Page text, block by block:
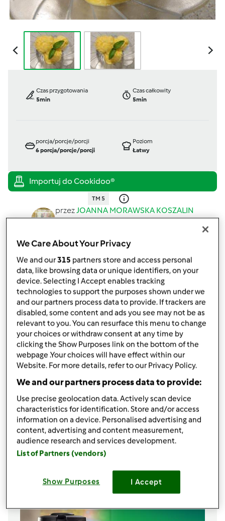
Czas przygotowania
5min
Czas całkowity
5min
porcja/porcje/porcji
6porcja/porcje/porcji
Poziom
Łatwy
TM 5
przezJOANNA MORAWSKA KOSZALIN
opublikowany: 08/09/18
Dodaj do moich kolekcji
podziel się przepisem
Stwórz wariant
Składniki
Sorbet z ananasa i mango
(ok.3 cm kawałki)
250gzamrożonych kawałków słodkiego ananasa
(ok. 2 cm kawałki)
2łyżki ksylitolu (opcjonalnie)
1łyżeczkisoku z cytryny (opcjonalnie)
Lista zakupów
We Care About Your Privacy
We and our315 partners store and access personal
data, like browsing data or unique identifiers, on your
device. Selecting I Accept enables tracking
technologies to support the purposes shown under we
and our partners process data to provide. If trackers are
disabled, some content and ads you see may not be as
relevant to you. You can resurface this menu to change
your choices or withdraw consent at any time by
clicking the Show Purposes link on the bottom of the
webpage .Your choices will have effect within our
Website. For more details, refer to our Privacy Policy.
We and our partners process data to provide:
Use precise geolocation data. Actively scan device
characteristics for identification. Store and/or access
information on a device. Personalised advertising and
content, advertising and content measurement,
audience research and services development.
List of Partners (vendors)
Show Purposes I Accept